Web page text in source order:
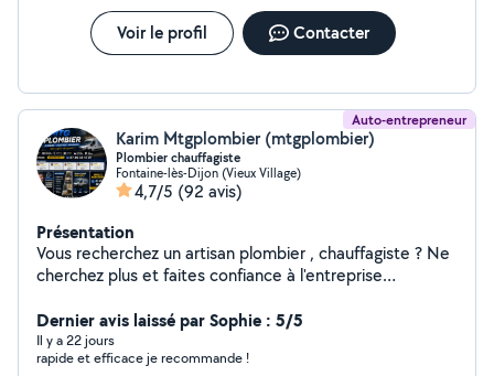
Voir le profil Contacter
Auto-entrepreneur
Karim Mtgplombier (mtgplombier)
Plombier chauffagiste
Fontaine-lès-Dijon (Vieux Village)
4,7/5 (92 avis)
Présentation
Vous recherchez un artisan plombier , chauffagiste ? Ne
cherchez plus et faites confiance à l'entreprise
efficacement pour tous vos besoins en plomberie,
chauffage . Qu'il s'agisse de réparations urgentes,
d'entretien de routine ou de nouvelles installations,
Dernier avis laissé par Sophie : 5/5
Il y a 22 jours
rapide et efficace je recommande !